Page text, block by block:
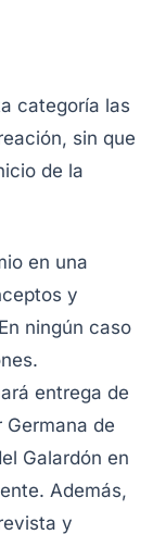
categoría las
sin que
de la
en una
y
ningún caso
entrega de
de
Galardón en
Además,
y